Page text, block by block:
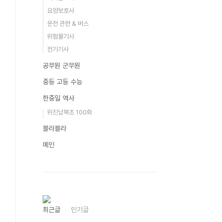
요양보호사
운전 관련 & 버스
위험물기사
전기기사
공무원 군무원
중등 고등 수능
한중일 역사
위진남북조 100화
블라블라
메인
최근글 인기글